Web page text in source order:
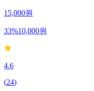
15,000원
33%10,000원
4.6
(24)